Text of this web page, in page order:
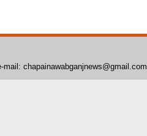
e-mail: chapainawabganjnews@gmail.com